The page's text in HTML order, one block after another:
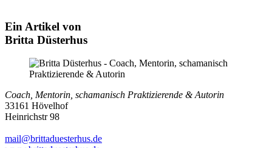
Ein Artikel von
Britta Düsterhus
Coach, Mentorin, schamanisch Praktizierende & Autorin
33161 Hövelhof
Heinrichstr 98
mail@brittaduesterhus.de